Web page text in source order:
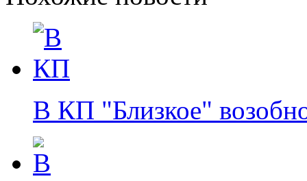
В КП "Близкое"